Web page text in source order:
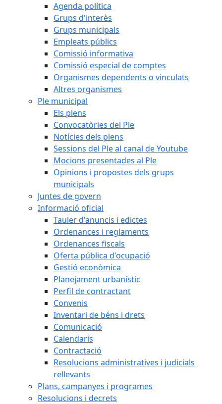
Agenda política
Grups d'interès
Grups municipals
Empleats públics
Comissió informativa
Comissió especial de comptes
Organismes dependents o vinculats
Altres organismes
Ple municipal
Els plens
Convocatòries del Ple
Notícies dels plens
Sessions del Ple al canal de Youtube
Mocions presentades al Ple
Opinions i propostes dels grups
municipals
Juntes de govern
Informació oficial
Tauler d'anuncis i edictes
Ordenances i reglaments
Ordenances fiscals
Oferta pública d'ocupació
Gestió econòmica
Planejament urbanístic
Perfil de contractant
Convenis
Inventari de béns i drets
Comunicació
Calendaris
Contractació
Resolucions administratives i judicials
rellevants
Plans, campanyes i programes
Resolucions i decrets